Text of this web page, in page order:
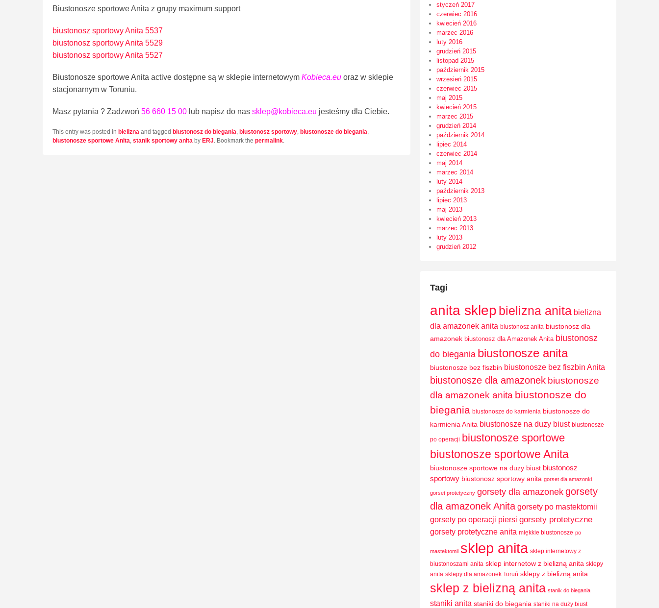
Biustonosze sportowe Anita z grupy maximum support
biustonosz sportowy Anita 5537
biustonosz sportowy Anita 5529
biustonosz sportowy Anita 5527
Biustonosze sportowe Anita active dostępne są w sklepie internetowym Kobieca.eu oraz w sklepie
stacjonarnym w Toruniu.
Masz pytania ? Zadzwoń 56 660 15 00 lub napisz do nas sklep@kobieca.eu jesteśmy dla Ciebie.
This entry was posted in bielizna and tagged biustonosz do biegania biustonosz sportowy biustonosze do biegania
biustonosze sportowe Anita stanik sportowy anita by ERJ . Bookmark the permalink
styczeń 2017
czerwiec 2016
kwiecień 2016
marzec 2016
luty 2016
grudzień 2015
listopad 2015
październik 2015
wrzesień 2015
czerwiec 2015
maj 2015
kwiecień 2015
marzec 2015
grudzień 2014
październik 2014
lipiec 2014
czerwiec 2014
maj 2014
marzec 2014
luty 2014
październik 2013
lipiec 2013
maj 2013
kwiecień 2013
marzec 2013
luty 2013
grudzień 2012
Tagi
anita sklep bielizna anita bielizna
dla amazonek anita biustonosz anita biustonosz dla
amazonek biustonosz dla Amazonek Anita biustonosz
do biegania biustonosze anita
biustonosze bez fiszbin biustonosze bez fiszbin Anita
biustonosze dla amazonek biustonosze
dla amazonek anita biustonosze do
biegania biustonosze do karmienia biustonosze do
karmienia Anita biustonosze na duzy biust biustonosze
po operacji biustonosze sportowe
biustonosze sportowe Anita
biustonosze sportowe na duzy biust biustonosz
sportowy biustonosz sportowy anita gorset dla amazonki
gorset protetyczny gorsety dla amazonekgorsety
dla amazonek Anita gorsety po mastektomii
gorsety po operacji piersi gorsety protetyczne
gorsety protetyczne anita miękkie biustonosze po
mastektomii sklep anita sklep internetowy z
biustonoszami anita sklep internetow z bielizną anita sklepy
anita sklepy dla amazonek Toruń sklepy z bielizną anita
sklep z bielizną anita stanik do biegania
staniki anita staniki do biegania staniki na duży biust